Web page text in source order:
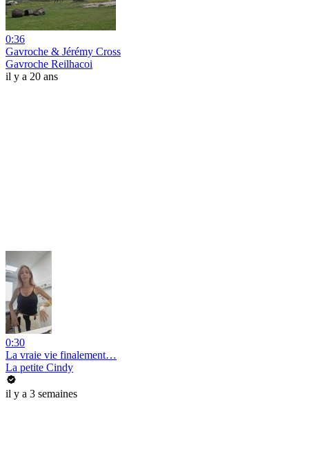
0:36
Gavroche & Jérémy Cross
Gavroche Reilhacoi
il y a 20 ans
0:30
La vraie vie finalement…
La petite Cindy
il y a 3 semaines